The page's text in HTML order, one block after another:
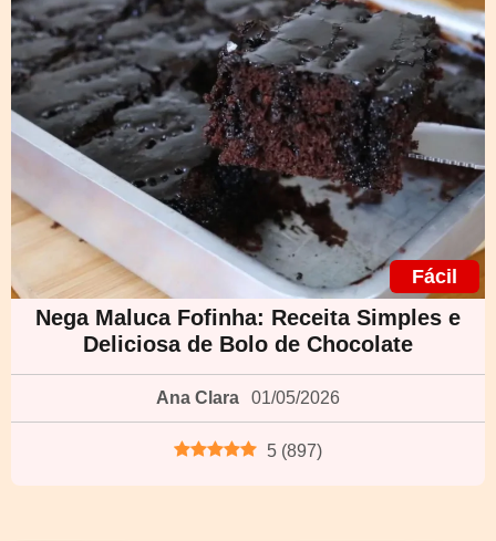
Fácil
Nega Maluca Fofinha: Receita Simples e
Deliciosa de Bolo de Chocolate
Ana Clara 01/05/2026
5 (897)